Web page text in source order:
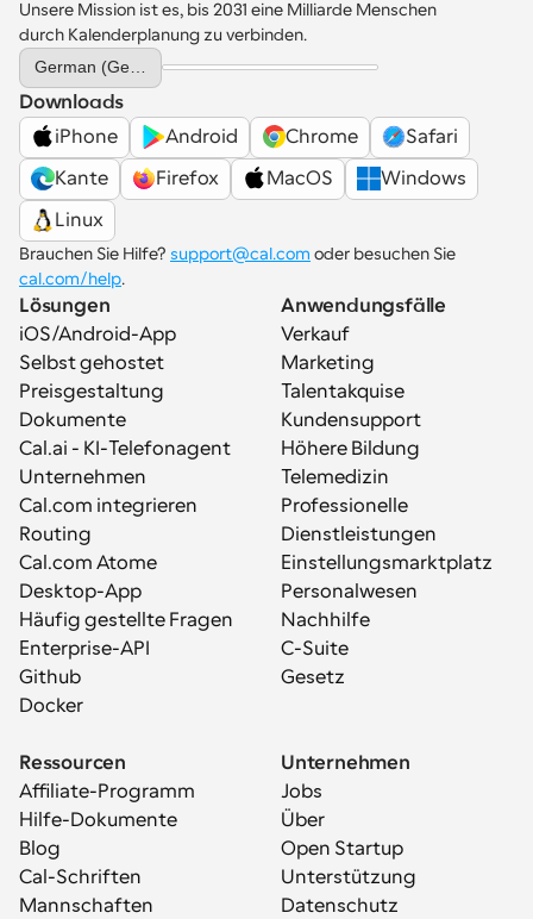
Unsere Mission ist es, bis 2031 eine Milliarde Menschen
durch Kalenderplanung zu verbinden.
Select Language
German (Germany)
Downloads
iPhone
Android Chrome
Safari
Kante
Firefox MacOS
Windows
Linux
Brauchen Sie Hilfe? support@cal.com
cal.com/help.
Lösungen
iOS/Android-App
Selbst gehostet
Preisgestaltung
Dokumente
Cal.ai - KI-Telefonagent
Unternehmen
Cal.com integrieren
Routing
Cal.com Atome
Desktop-App
Häufig gestellte Fragen
Enterprise-API
Github
Docker
Anwendungsfälle
Verkauf
Marketing
Talentakquise
Kundensupport
Höhere Bildung
Telemedizin
Professionelle
Dienstleistungen
Einstellungsmarktplatz
Personalwesen
Nachhilfe
C-Suite
Gesetz
Ressourcen
Affiliate-Programm
Hilfe-Dokumente
Blog
Cal-Schriften
Mannschaften
Unternehmen
Jobs
Über
Open Startup
Unterstützung
Datenschutz